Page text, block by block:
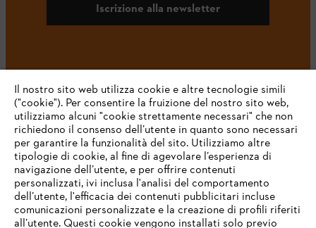
Iscrizione alla newsletter
#STIHL
L’azienda
Il nostro sito web utilizza cookie e altre tecnologie simili
("cookie"). Per consentire la fruizione del nostro sito web,
utilizziamo alcuni "cookie strettamente necessari" che non
richiedono il consenso dell’utente in quanto sono necessari
per garantire la funzionalità del sito. Utilizziamo altre
tipologie di cookie, al fine di agevolare l’esperienza di
navigazione dell’utente, e per offrire contenuti
personalizzati, ivi inclusa l'analisi del comportamento
dell’utente, l'efficacia dei contenuti pubblicitari incluse
comunicazioni personalizzate e la creazione di profili riferiti
all’utente. Questi cookie vengono installati solo previo